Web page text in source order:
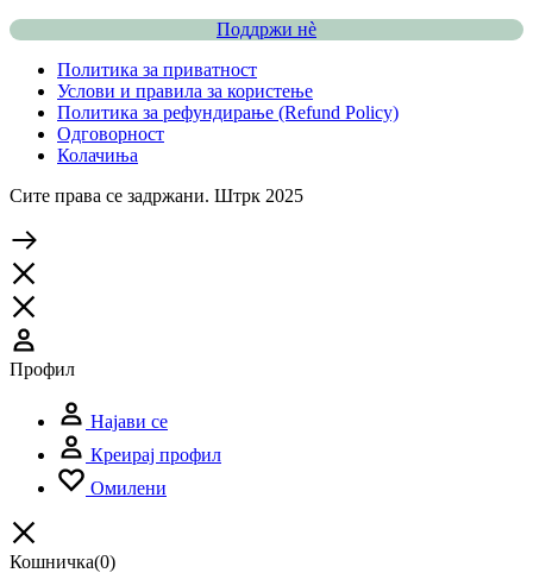
Поддржи нѐ
Политика за приватност
Услови и правила за користење
Политика за рефундирање (Refund Policy)
Одговорност
Колачиња
Сите права се задржани. Штрк 2025
Профил
Најави се
Креирај профил
Омилени
Кошничка(0)